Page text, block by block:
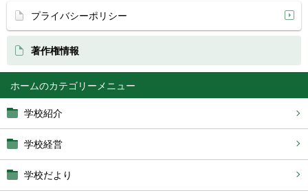
ホーム
学校紹介
学校経営
学校だより
プライバシーポリシー
著作権情報